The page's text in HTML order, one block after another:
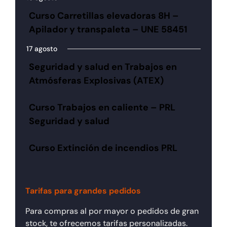
Curso Carretillas elevadoras 8H –
Apilador y transpaleta – UNE 58451
17 agosto
Seguridad y salud en Trabajos en
Atmósferas Explosivas (ATEX)
Curso Trabajos en caliente – PRL
Seguridad y salud
Curso Extinción de incendios PRL
Tarifas para grandes pedidos
Para compras al por mayor o pedidos de gran
stock, te ofrecemos tarifas personalizadas.